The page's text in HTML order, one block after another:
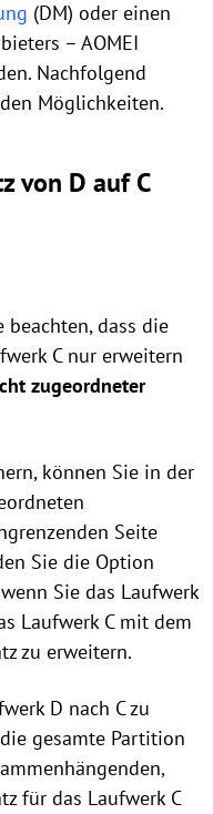
(DM) oder einen
– AOMEI
Nachfolgend
Möglichkeiten.
von D auf C
dass die
C nur erweitern
zugeordneter
können Sie in der
Seite
Sie die Option
Sie das Laufwerk
Laufwerk C mit dem
zu erweitern.
D nach C zu
gesamte Partition
für das Laufwerk C